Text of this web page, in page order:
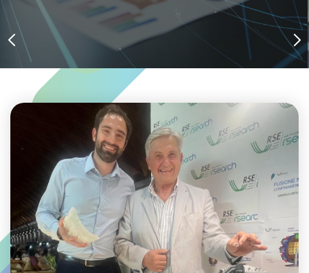
#Transizione Energetica